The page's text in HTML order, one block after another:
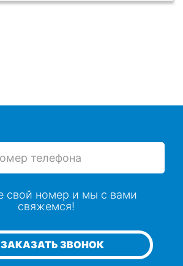
ЗАКАЗАТЬ ЗВОНОК
свой номер и мы с вами
свяжемся!